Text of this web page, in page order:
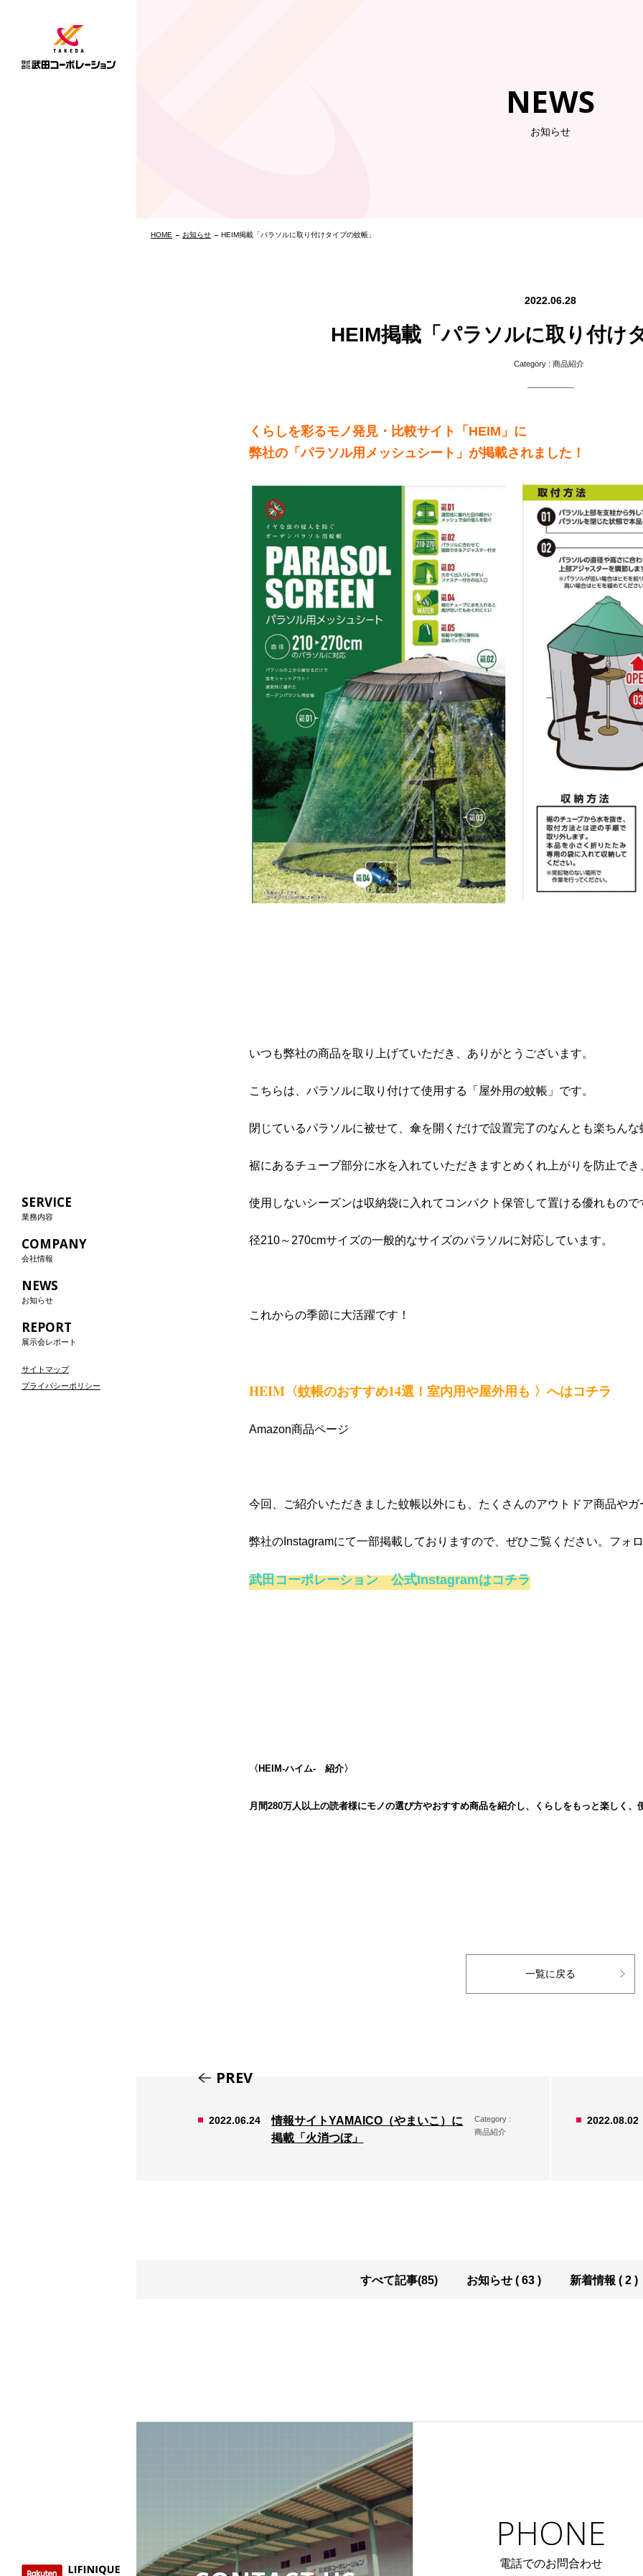
SERVICE
業務内容
COMPANY
会社情報
NEWS
お知らせ
REPORT
展示会レポート
サイトマップ
プライバシーポリシー
NEWS
お知らせ
HOME お知らせ HEIM掲載「パラソルに取り付けタイプの蚊帳」
2022.06.28
HEIM掲載「パラソルに取り付け
Category : 商品紹介
くらしを彩るモノ発見・比較サイト「HEIM」に
弊社の「パラソル用メッシュシート」が掲載されました！
いつも弊社の商品を取り上げていただき、ありがとうございます。
こちらは、パラソルに取り付けて使用する「屋外用の蚊帳」です。
閉じているパラソルに被せて、傘を開くだけで設置完了のなんとも楽ちんな
裾にあるチューブ部分に水を入れていただきますとめくれ上がりを防止でき
使用しないシーズンは収納袋に入れてコンパクト保管して置ける優れもので
径210～270cmサイズの一般的なサイズのパラソルに対応しています。
これからの季節に大活躍です！
HEIM〈蚊帳のおすすめ14選！室内用や屋外用も 〉へはコチラ
Amazon商品ページ
今回、ご紹介いただきました蚊帳以外にも、たくさんのアウトドア商品やガ
弊社のInstagramにて一部掲載しておりますので、ぜひご覧ください。フォロ
武田コーポレーション 公式Instagramはコチラ
〈HEIM-ハイム- 紹介〉
月間280万人以上の読者様にモノの選び方やおすすめ商品を紹介し、くらしをもっと楽しく、
一覧に戻る
PREV
2022.06.24
情報サイトYAMAICO（やまいこ）に
掲載「火消つぼ」
Category :
商品紹介
2022.08.02
すべて記事(85) お知らせ ( 63 ) 新着情報 ( 2 )
PHONE
電話でのお問合わせ